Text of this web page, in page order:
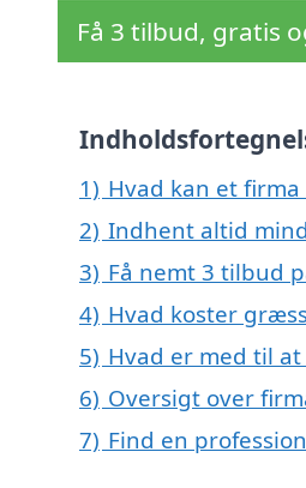
Få 3 tilbud, gratis
1) Hvad kan et
2) Indhent altid
3) Få nemt 3 tilbud
4) Hvad koster
5) Hvad er med til
6) Oversigt over
7) Find en